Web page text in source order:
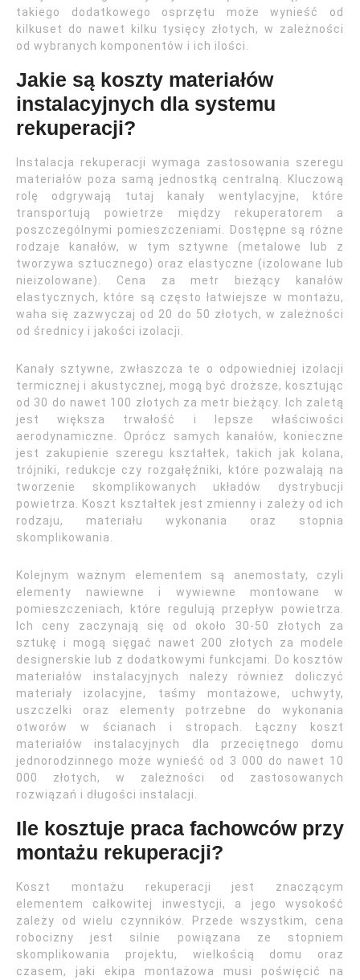
takiego dodatkowego osprzętu może wynieść od
kilkuset do nawet kilku tysięcy złotych, w zależności
od wybranych komponentów i ich ilości.
Jakie są koszty materiałów
instalacyjnych dla systemu
rekuperacji?
Instalacja rekuperacji wymaga zastosowania szeregu
materiałów poza samą jednostką centralną. Kluczową
rolę odgrywają tutaj kanały wentylacyjne, które
transportują powietrze między rekuperatorem a
poszczególnymi pomieszczeniami. Dostępne są różne
rodzaje kanałów, w tym sztywne (metalowe lub z
tworzywa sztucznego) oraz elastyczne (izolowane lub
nieizolowane). Cena za metr bieżący kanałów
elastycznych, które są często łatwiejsze w montażu,
waha się zazwyczaj od 20 do 50 złotych, w zależności
od średnicy i jakości izolacji.
Kanały sztywne, zwłaszcza te o odpowiedniej izolacji
termicznej i akustycznej, mogą być droższe, kosztując
od 30 do nawet 100 złotych za metr bieżący. Ich zaletą
jest większa trwałość i lepsze właściwości
aerodynamiczne. Oprócz samych kanałów, konieczne
jest zakupienie szeregu kształtek, takich jak kolana,
trójniki, redukcje czy rozgałęźniki, które pozwalają na
tworzenie skomplikowanych układów dystrybucji
powietrza. Koszt kształtek jest zmienny i zależy od ich
rodzaju, materiału wykonania oraz stopnia
skomplikowania.
Kolejnym ważnym elementem są anemostaty, czyli
elementy nawiewne i wywiewne montowane w
pomieszczeniach, które regulują przepływ powietrza.
Ich ceny zaczynają się od około 30-50 złotych za
sztukę i mogą sięgać nawet 200 złotych za modele
designerskie lub z dodatkowymi funkcjami. Do kosztów
materiałów instalacyjnych należy również doliczyć
materiały izolacyjne, taśmy montażowe, uchwyty,
uszczelki oraz elementy potrzebne do wykonania
otworów w ścianach i stropach. Łączny koszt
materiałów instalacyjnych dla przeciętnego domu
jednorodzinnego może wynieść od 3 000 do nawet 10
000 złotych, w zależności od zastosowanych
rozwiązań i długości instalacji.
Ile kosztuje praca fachowców przy
montażu rekuperacji?
Koszt montażu rekuperacji jest znaczącym
elementem całkowitej inwestycji, a jego wysokość
zależy od wielu czynników. Przede wszystkim, cena
robocizny jest silnie powiązana ze stopniem
skomplikowania projektu, wielkością domu oraz
czasem, jaki ekipa montażowa musi poświęcić na